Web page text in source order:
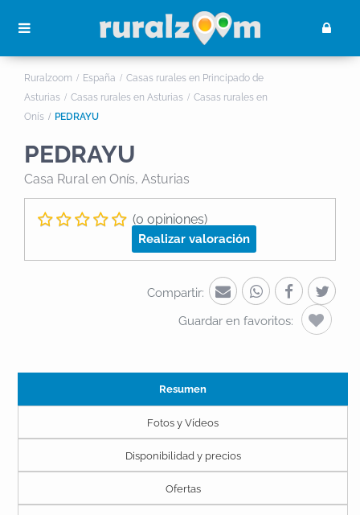
Ruralzoom España
Casas rurales en Principado de
Asturias
Casas rurales en Asturias
Casas rurales en
Onís
PEDRAYU
PEDRAYU
Casa Ruralen Onís, Asturias
(0 opiniones)
Realizar valoración
Compartir:
Guardar en favoritos:
Resumen
Fotos y Vídeos
Disponibilidad y precios
Ofertas